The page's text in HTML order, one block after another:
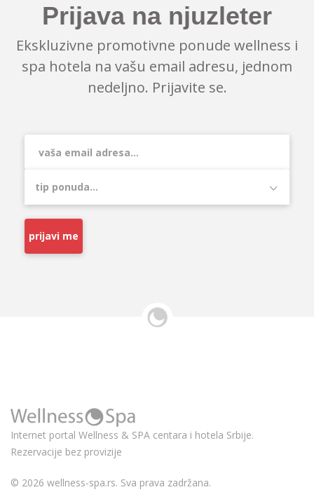
Prijava na njuzleter
Ekskluzivne promotivne ponude wellness i
spa hotela na vašu email adresu, jednom
nedeljno. Prijavite se.
prijavi me
Internet portal Wellness & SPA centara i hotela Srbije.
Rezervacije bez provizije
© 2026 wellness-spa.rs. Sva prava zadržana.